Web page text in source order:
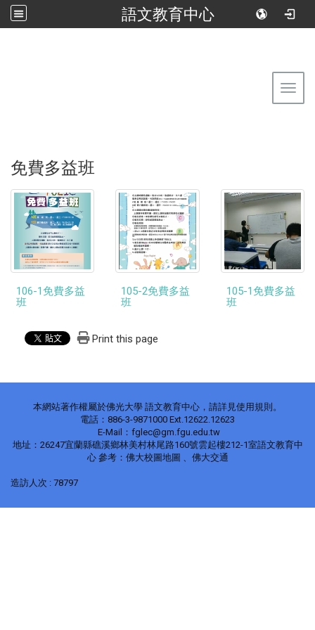
語文教育中心
免費多益班
106-1免費多益
班
105-2免費多益
班
105-1免費多益
班
Print this page
本網站著作權屬於佛光大學 語文教育中心，請詳見使用規則。
電話：886-3-9871000 Ext.12622.12623
E-Mail：fglec@gm.fgu.edu.tw
地址：26247宜蘭縣礁溪鄉林美村林尾路160號雲起樓212-1室語文教育中
心 參考：佛大校圖地圖 、佛大交通
造訪人次 : 78797